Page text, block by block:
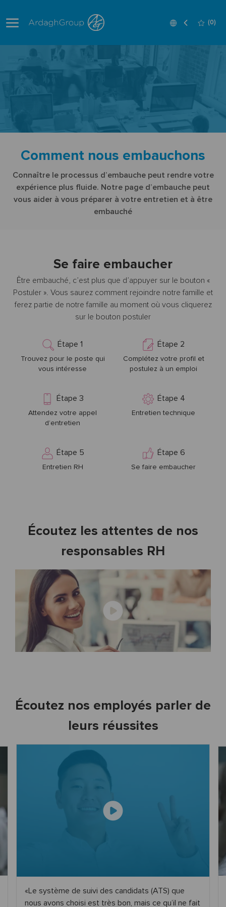
Language
French (0)
Comment nous embauchons
Connaître le processus d’embauche peut rendre votre
expérience plus fluide. Notre page d’embauche peut
vous aider à vous préparer à votre entretien et à être
embauché
Se faire embaucher
Être embauché, c’est plus que d’appuyer sur le bouton «
Postuler ». Vous saurez comment rejoindre notre famille et
ferez partie de notre famille au moment où vous cliquerez
sur le bouton postuler
Étape 1
Trouvez pour le poste qui
vous intéresse
Étape 2
Complétez votre profil et
postulez à un emploi
Étape 3
Attendez votre appel
d’entretien
Étape 4
Entretien technique
Étape 5
Entretien RH
Étape 6
Se faire embaucher
Écoutez les attentes de nos
responsables RH
Écoutez nos employés parler de
leurs réussites
Le système de suivi des candidats (ATS) que
nous avons choisi est très bon, mais ce qu’il ne fait